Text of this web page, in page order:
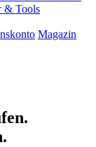
& Tools
Magazin